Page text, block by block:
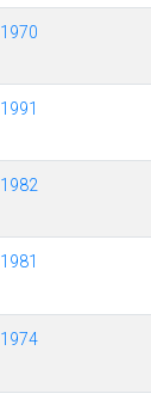
1970
1991
1982
1981
1974